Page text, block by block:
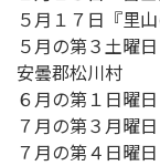
５月１７日『里山
５月の第３土曜
安曇郡松川村
６月の第１日曜
７月の第３月曜
７月の第４日曜日